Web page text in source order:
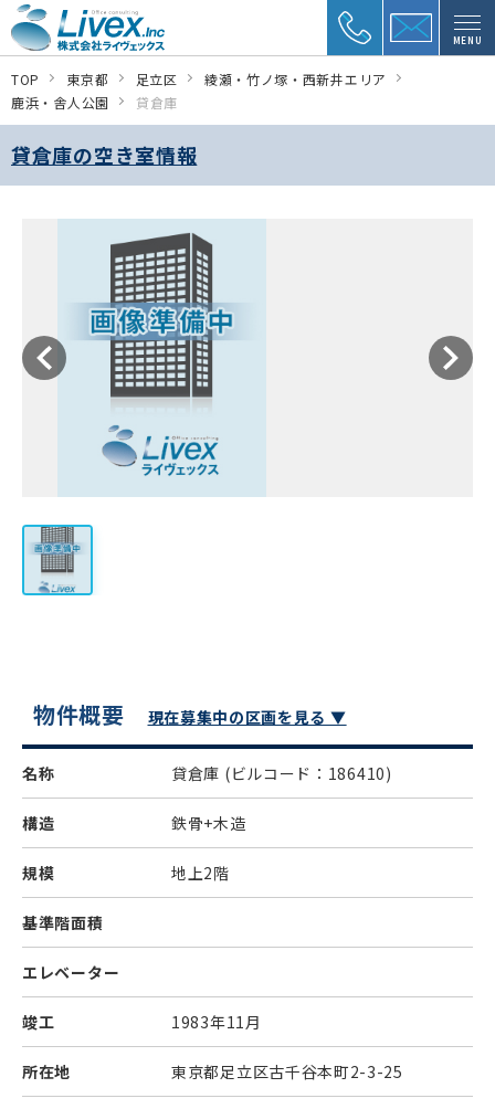
MENU
TOP 東京都 足立区
綾瀬・竹ノ塚・西新井エリア
鹿浜・舎人公園
貸倉庫
貸倉庫の空き室情報
物件概要 現在募集中の区画を見る ▼
名称 貸倉庫 (ビルコード：186410)
構造 鉄骨+木造
規模 地上2階
基準階面積
エレベーター
竣工 1983年11月
所在地 東京都足立区古千谷本町2-3-25